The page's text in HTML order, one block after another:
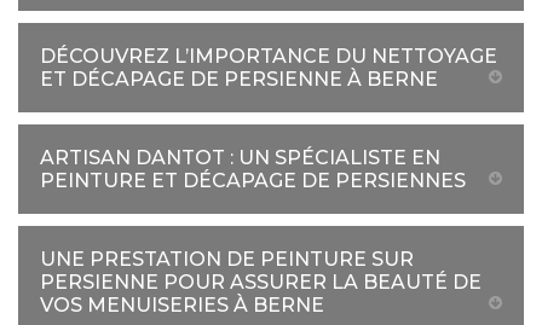
DÉCOUVREZ L’IMPORTANCE DU NETTOYAGE
ET DÉCAPAGE DE PERSIENNE À BERNE
ARTISAN DANTOT : UN SPÉCIALISTE EN
PEINTURE ET DÉCAPAGE DE PERSIENNES
UNE PRESTATION DE PEINTURE SUR
PERSIENNE POUR ASSURER LA BEAUTÉ DE
VOS MENUISERIES À BERNE